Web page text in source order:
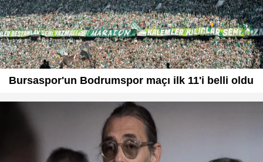
Bursaspor'un Bodrumspor maçı ilk 11'i belli oldu